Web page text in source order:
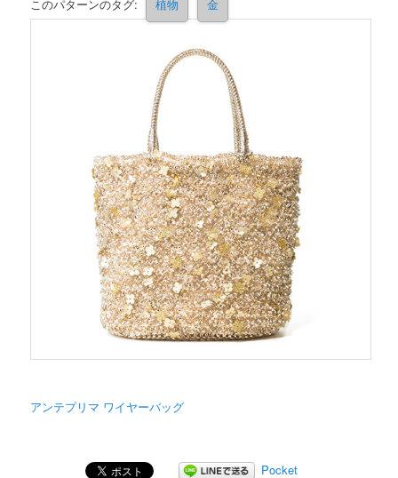
このパターンのタグ: 植物 金
アンテプリマ ワイヤーバッグ
Pocket